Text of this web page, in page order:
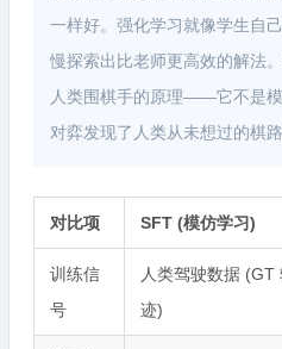
一样好。强化学习就像学生自
慢探索出比老师更高效的解法
人类围棋手的原理——它不是
对弈发现了人类从未想过的棋路
对比项 SFT (模仿学习)
训练信
号
人类驾驶数据 (GT
迹)